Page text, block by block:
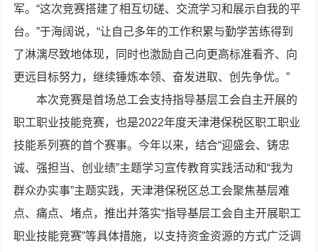
军。“这次竞赛搭建了相互切磋、交流学习和展示自我的平
台。”于海阔说，“让自己多年的工作积累与勤学苦练得到
了淋漓尽致地体现，同时也激励自己向更高标准看齐、向
更远目标努力，继续锤炼本领、奋发进取、创先争优。”
本次竞赛是首场总工会支持指导基层工会自主开展的
职工职业技能竞赛，也是2022年度天津港保税区职工职业
技能系列赛的首个赛事。今年以来，结合“迎盛会、铸忠
诚、强担当、创业绩”主题学习宣传教育实践活动和“我为
群众办实事”主题实践，天津港保税区总工会聚焦基层难
点、痛点、堵点，推出并落实“指导基层工会自主开展职工
职业技能竞赛”等具体措施，以支持资金资源的方式广泛调